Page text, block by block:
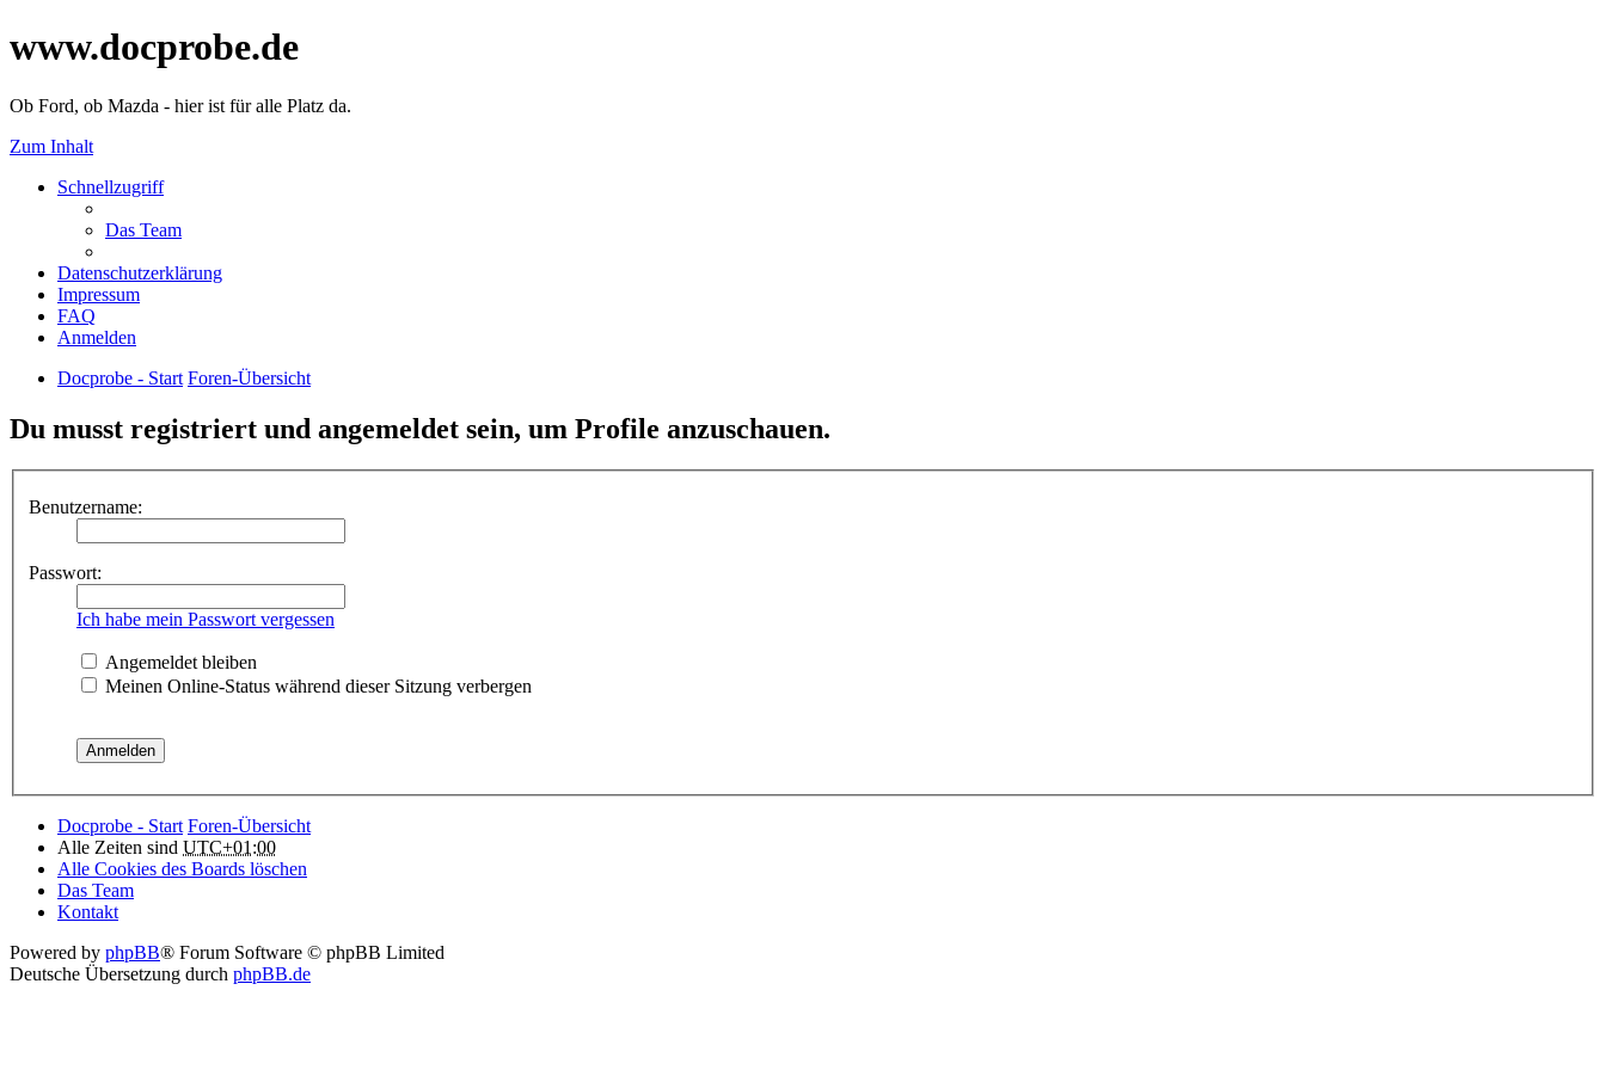
www.docprobe.de
Ob Ford, ob Mazda - hier ist für alle Platz da.
Zum Inhalt
Schnellzugriff
Das Team
Datenschutzerklärung
Impressum
FAQ
Anmelden
Docprobe - Start Foren-Übersicht
Du musst registriert und angemeldet sein, um Profile anzuschauen.
Benutzername:
Passwort:
Ich habe mein Passwort vergessen
Angemeldet bleiben
Meinen Online-Status während dieser Sitzung verbergen
Docprobe - Start Foren-Übersicht
Alle Zeiten sind UTC+01:00
Alle Cookies des Boards löschen
Das Team
Kontakt
Powered by phpBB® Forum Software © phpBB Limited
Deutsche Übersetzung durch phpBB.de